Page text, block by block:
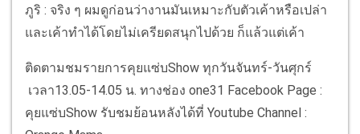
ภูริ : จริง ๆ ผมดูก่อนว่างานมันเหมาะกับตัวเค้าหรือเปล่า
และเค้าทำได้โดยไม่เครียดสนุกไปด้วย ก็แล้วแต่เค้า
ติดตามชมรายการคุยแซ่บShow ทุกวันจันทร์-วันศุกร์
เวลา13.05-14.05 น. ทางช่อง one31 Facebook Page :
คุยแซ่บShow รับชมย้อนหลังได้ที่ Youtube Channel :